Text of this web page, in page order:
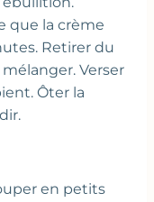
que la crème
Retirer du
Verser
Ôter la
en petits